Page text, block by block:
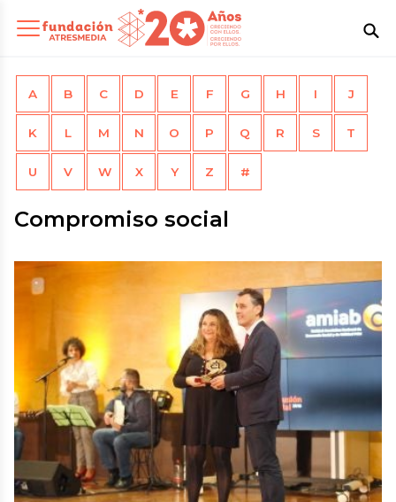
A B C D E F G H I J
K L M N O P Q R S T
U V W X Y Z #
Compromiso social